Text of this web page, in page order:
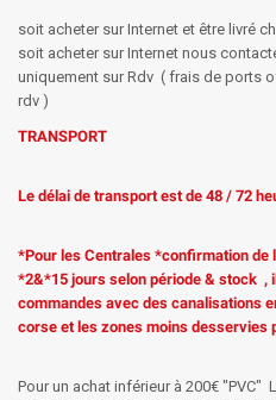
soit acheter sur Internet et être livré
soit acheter sur Internet nous
uniquement sur Rdv ( frais de ports
rdv )
TRANSPORT
Le délai de transport est de 48 / 72
*Pour les Centrales *confirmation de
*2&*15 jours selon période & stock ,
commandes avec des canalisations
corse et les zones moins desservies
Pour un achat inférieur à 200€ "PVC"